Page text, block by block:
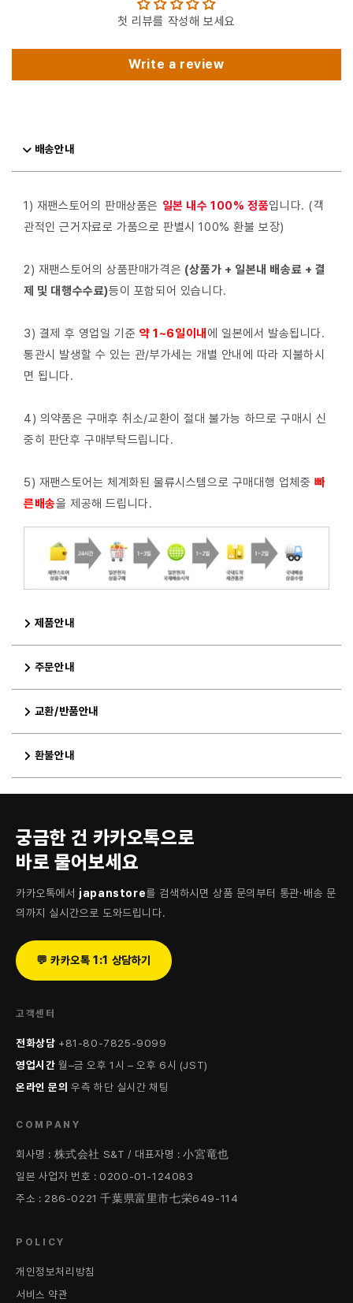
첫 리뷰를 작성해 보세요
Write a review
배송안내
1) 재팬스토어의 판매상품은 일본 내수 100% 정품입니다. (객
관적인 근거자료로 가품으로 판별시 100% 환불 보장)
2) 재팬스토어의 상품판매가격은 (상품가 + 일본내 배송료 + 결
제 및 대행수수료)등이 포함되어 있습니다.
3) 결제 후 영업일 기준 약 1~6일이내 에 일본에서 발송됩니다.
통관시 발생할 수 있는 관/부가세는 개별 안내에 따라 지불하시
면 됩니다.
4) 의약품은 구매후 취소/교환이 절대 불가능 하므로 구매시 신
중히 판단후 구매부탁드립니다.
5) 재팬스토어는 체계화된 물류시스템으로 구매대행 업체중빠
른배송을 제공해 드립니다.
제품안내
주문안내
교환/반품안내
환불안내
궁금한 건 카카오톡으로
바로 물어보세요
카카오톡에서 japanstore를 검색하시면 상품 문의부터 통관·배송 문
의까지 실시간으로 도와드립니다.
💬 카카오톡 1:1 상담하기
고객센터
전화상담 +81-80-7825-9099
영업시간 월–금 오후 1시 – 오후 6시 (JST)
온라인 문의 우측 하단 실시간 채팅
COMPANY
회사명 : 株式会社 S&T / 대표자명 : 小宮竜也
일본 사업자 번호 : 0200-01-124083
주소 : 286-0221 千葉県富里市七栄649-114
POLICY
개인정보처리방침
서비스 약관